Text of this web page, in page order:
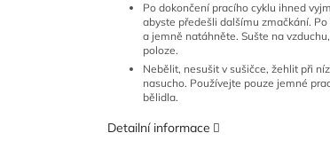
Po dokončení pracího cyklu ihned
abyste předešli dalšímu zmačkání.
a jemně natáhněte. Sušte na
poloze.
Nebělit, nesušit v sušičce, žehlit při
nasucho. Používejte pouze jemné
bělidla.
Detailní informace